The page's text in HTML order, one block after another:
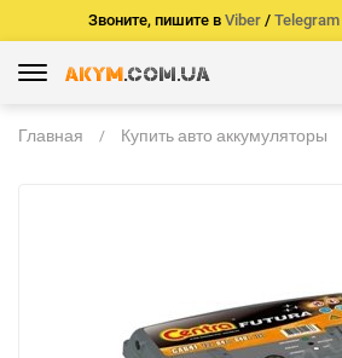
Звоните, пишите в Viber / Telegram
Главная Купить авто аккумуляторы